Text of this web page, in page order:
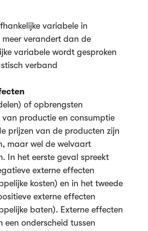
variabele in
verandert dan de
variabele wordt gesproken
verband
of opbrengsten
van productie en consumptie
prijzen van de producten zijn
maar wel de welvaart
In het eerste geval spreekt
externe effecten
kosten) en in het tweede
externe effecten
baten). Externe effecten
een onderscheid tussen